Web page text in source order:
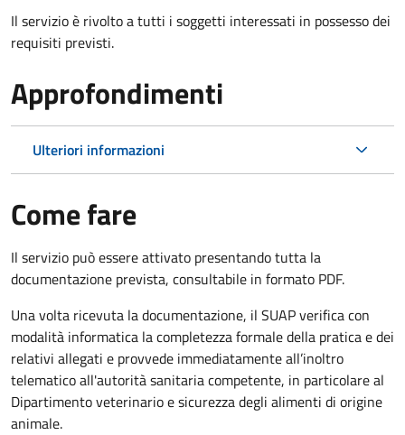
Il servizio è rivolto a tutti i soggetti interessati in possesso dei
requisiti previsti.
Approfondimenti
Ulteriori informazioni
Come fare
Il servizio può essere attivato presentando tutta la
documentazione prevista, consultabile in formato PDF.
Una volta ricevuta la documentazione, il SUAP verifica con
modalità informatica la completezza formale della pratica e dei
relativi allegati e provvede immediatamente all’inoltro
telematico all'autorità sanitaria competente, in particolare al
Dipartimento veterinario e sicurezza degli alimenti di origine
animale.